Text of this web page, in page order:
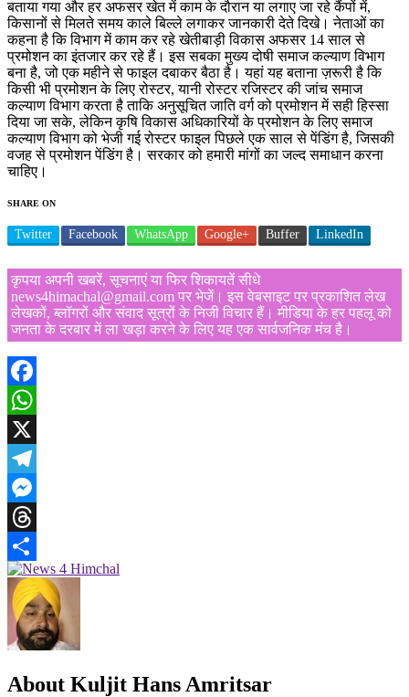
बताया गया और हर अफसर खेत में काम के दौरान या लगाए जा रहे कैंपों में,
किसानों से मिलते समय काले बिल्ले लगाकर जानकारी देते दिखे। नेताओं का
कहना है कि विभाग में काम कर रहे खेतीबाड़ी विकास अफसर 14 साल से
प्रमोशन का इंतजार कर रहे हैं। इस सबका मुख्य दोषी समाज कल्याण विभाग
बना है, जो एक महीने से फाइल दबाकर बैठा है। यहां यह बताना ज़रूरी है कि
किसी भी प्रमोशन के लिए रोस्टर, यानी रोस्टर रजिस्टर की जांच समाज
कल्याण विभाग करता है ताकि अनुसूचित जाति वर्ग को प्रमोशन में सही हिस्सा
दिया जा सके, लेकिन कृषि विकास अधिकारियों के प्रमोशन के लिए समाज
कल्याण विभाग को भेजी गई रोस्टर फाइल पिछले एक साल से पेंडिंग है, जिसकी
वजह से प्रमोशन पेंडिंग है। सरकार को हमारी मांगों का जल्द समाधान करना
चाहिए।
SHARE ON
Twitter Facebook WhatsApp Google+ Buffer LinkedIn
कृपया अपनी खबरें, सूचनाएं या फिर शिकायतें सीधे
news4himachal@gmail.com पर भेजें। इस वेबसाइट पर प्रकाशित लेख
लेखकों, ब्लॉगरों और संवाद सूत्रों के निजी विचार हैं। मीडिया के हर पहलू को
जनता के दरबार में ला खड़ा करने के लिए यह एक सार्वजनिक मंच है।
Facebook
WhatsApp
X
Telegram
Messenger
Threads
Share
About Kuljit Hans Amritsar